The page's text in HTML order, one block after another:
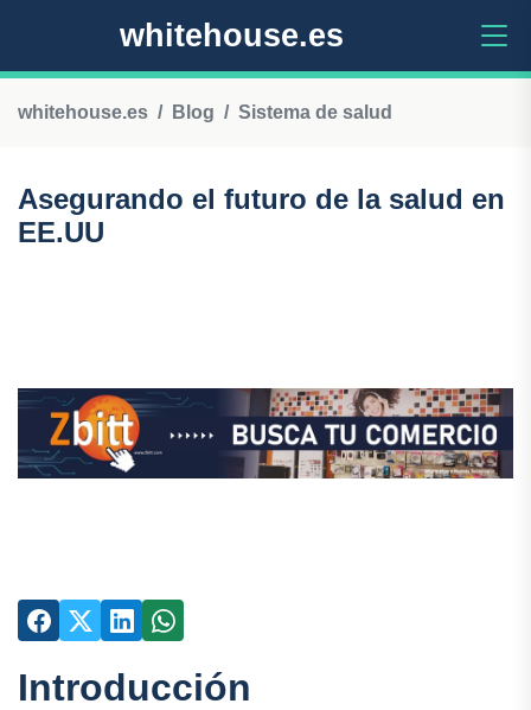
whitehouse.es
whitehouse.es Blog Sistema de salud
Asegurando el futuro de la salud en
EE.UU
Introducción